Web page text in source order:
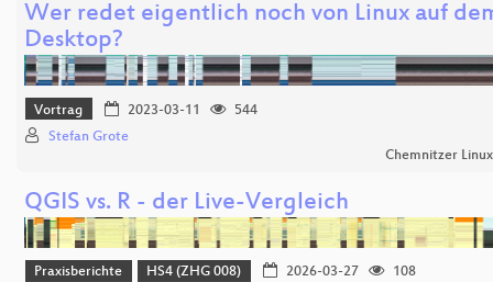
Wer redet eigentlich noch von Linux auf
Desktop?
Vortrag 2023-03-11
544
Stefan Grote
Chemnitzer
QGIS vs. R - der Live-Vergleich
Praxisberichte HS4 (ZHG 008) 2026-03-27
108